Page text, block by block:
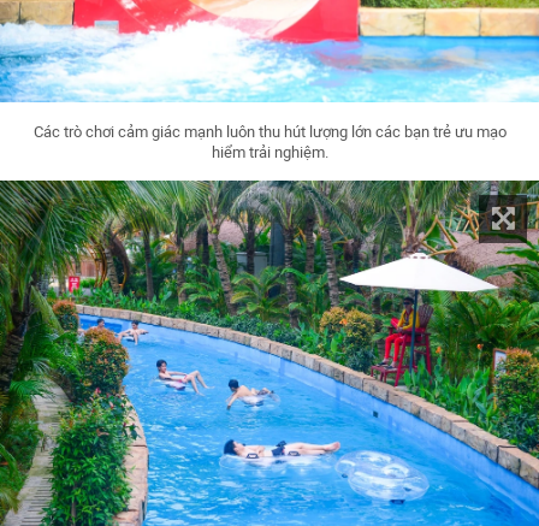
Các trò chơi cảm giác mạnh luôn thu hút lượng lớn các bạn trẻ ưu mạo
hiểm trải nghiệm.